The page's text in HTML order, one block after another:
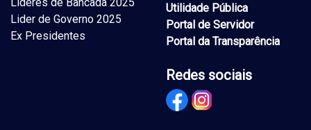
Lideres de Bancada 2025
Lider de Governo 2025
Ex Presidentes
Utilidade Pública
Portal de Servidor
Portal da Transparência
Redes sociais